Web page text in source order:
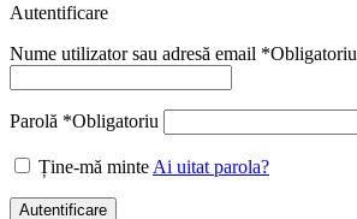
Autentificare
Nume utilizator sau adresă email *Obligatoriu
Parolă *Obligatoriu
Ține-mă minte Ai uitat parola?
Autentificare